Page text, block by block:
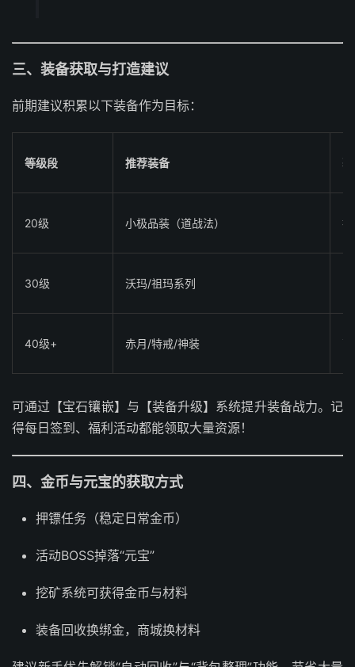
三、装备获取与打造建议
前期建议积累以下装备作为目标：
等级段 推荐装备
20级 小极品装（道战法）
30级 沃玛/祖玛系列
40级+ 赤月/特戒/神装
可通过【宝石镶嵌】与【装备升级】系统提升装备战力。记
得每日签到、福利活动都能领取大量资源！
四、金币与元宝的获取方式
押镖任务（稳定日常金币）
活动BOSS掉落“元宝”
挖矿系统可获得金币与材料
装备回收换绑金，商城换材料